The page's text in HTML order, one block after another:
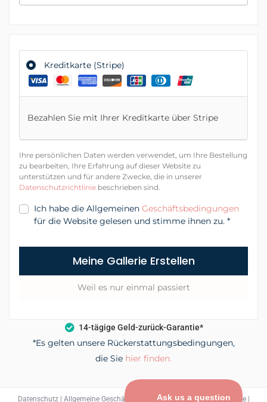
Kreditkarte (Stripe)
Bezahlen Sie mit Ihrer Kreditkarte über Stripe
Ihre persönlichen Daten werden verwendet, um Ihre Bestellung
zu bearbeiten, Ihre Erfahrung auf dieser Website zu
unterstützen und für andere Zwecke, die in unserer
Datenschutzrichtlinie beschrieben sind.
Ich habe die Allgemeinen Geschäftsbedingungen
für die Website gelesen und stimme ihnen zu. *
Meine Gallerie Erstellen
Weil es nur einmal passiert
14-tägige Geld-zurück-Garantie*
*Es gelten unsere Rückerstattungsbedingungen,
die Sie hier finden.
Datenschutz| Allgemeine Geschäftsbedingungen|Erstattungsrichtlinie|